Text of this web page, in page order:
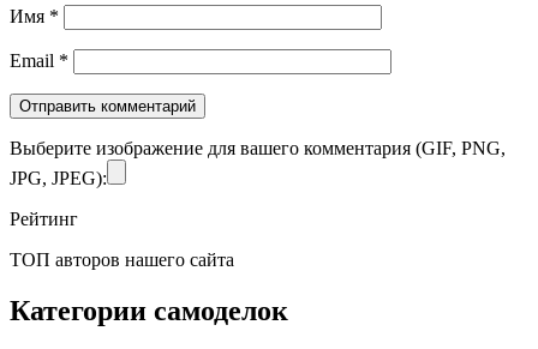
Имя *
Email *
Выберите изображение для вашего комментария (GIF, PNG,
JPG, JPEG):
Рейтинг
ТОП авторов нашего сайта
Категории самоделок